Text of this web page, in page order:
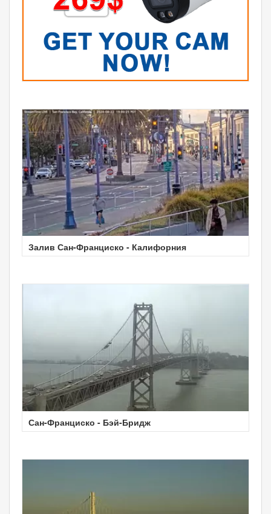
Залив Сан-Франциско - Калифорния
Сан-Франциско - Бэй-Бридж